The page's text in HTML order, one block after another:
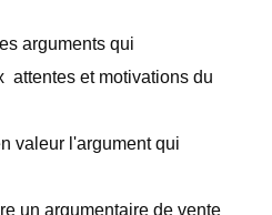
arguments qui
attentes et motivations du
valeur l'argument qui
un argumentaire de vente